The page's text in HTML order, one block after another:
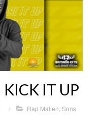
IT UP
/ Rap Malien Sons